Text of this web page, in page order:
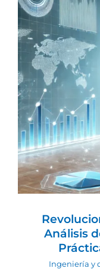
Análisis
Ingeniería y
Análisis
Ingeniería y